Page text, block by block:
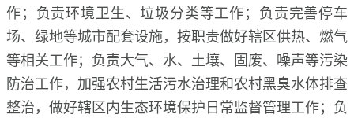
作；负责环境卫生、垃圾分类等工作；负责完善停车
场、绿地等城市配套设施，按职责做好辖区供热、燃气
等相关工作；负责大气、水、土壤、固废、噪声等污染
防治工作，加强农村生活污水治理和农村黑臭水体排查
整治，做好辖区内生态环境保护日常监督管理工作；负